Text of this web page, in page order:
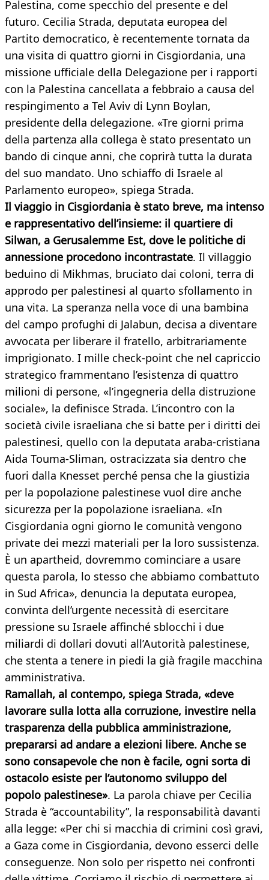
Palestina, come specchio del presente e del
futuro. Cecilia Strada, deputata europea del
Partito democratico, è recentemente tornata da
una visita di quattro giorni in Cisgiordania, una
missione ufficiale della Delegazione per i rapporti
con la Palestina cancellata a febbraio a causa del
respingimento a Tel Aviv di Lynn Boylan,
presidente della delegazione. «Tre giorni prima
della partenza alla collega è stato presentato un
bando di cinque anni, che coprirà tutta la durata
del suo mandato. Uno schiaffo di Israele al
Parlamento europeo», spiega Strada.
Il viaggio in Cisgiordania è stato breve, ma intenso
e rappresentativo dell’insieme: il quartiere di
Silwan, a Gerusalemme Est, dove le politiche di
annessione procedono incontrastate. Il villaggio
beduino di Mikhmas, bruciato dai coloni, terra di
approdo per palestinesi al quarto sfollamento in
una vita. La speranza nella voce di una bambina
del campo profughi di Jalabun, decisa a diventare
avvocata per liberare il fratello, arbitrariamente
imprigionato. I mille check-point che nel capriccio
strategico frammentano l’esistenza di quattro
milioni di persone, «l’ingegneria della distruzione
sociale», la definisce Strada. L’incontro con la
società civile israeliana che si batte per i diritti dei
palestinesi, quello con la deputata araba-cristiana
Aida Touma-Sliman, ostracizzata sia dentro che
fuori dalla Knesset perché pensa che la giustizia
per la popolazione palestinese vuol dire anche
sicurezza per la popolazione israeliana. «In
Cisgiordania ogni giorno le comunità vengono
private dei mezzi materiali per la loro sussistenza.
È un apartheid, dovremmo cominciare a usare
questa parola, lo stesso che abbiamo combattuto
in Sud Africa», denuncia la deputata europea,
convinta dell’urgente necessità di esercitare
pressione su Israele affinché sblocchi i due
miliardi di dollari dovuti all’Autorità palestinese,
che stenta a tenere in piedi la già fragile macchina
amministrativa.
Ramallah, al contempo, spiega Strada, «deve
lavorare sulla lotta alla corruzione, investire nella
trasparenza della pubblica amministrazione,
prepararsi ad andare a elezioni libere. Anche se
sono consapevole che non è facile, ogni sorta di
ostacolo esiste per l’autonomo sviluppo del
popolo palestinese». La parola chiave per Cecilia
Strada è “accountability”, la responsabilità davanti
alla legge: «Per chi si macchia di crimini così gravi,
a Gaza come in Cisgiordania, devono esserci delle
conseguenze. Non solo per rispetto nei confronti